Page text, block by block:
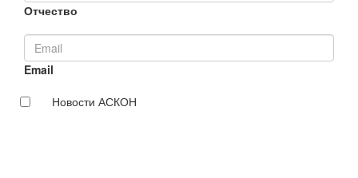
Отчество
Email
Новости АСКОН